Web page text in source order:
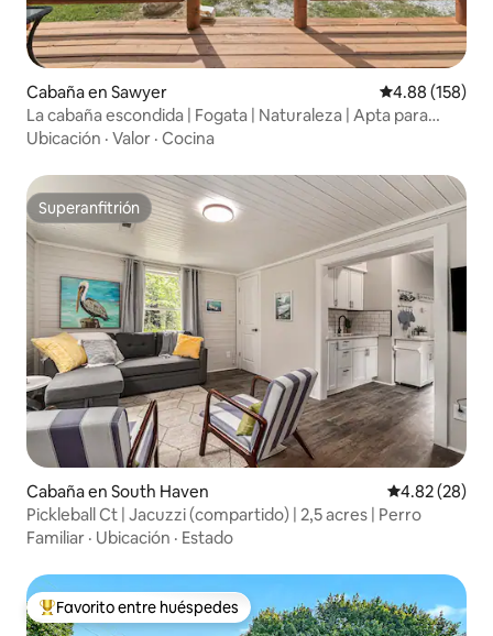
Cabaña en Sawyer Calificación
4.88 (158)
La cabaña escondida | Fogata | Naturaleza | Apta para
mascotas
Ubicación · Valor · Cocina
Superanfitrión
Superanfitrión
Cabaña en South Haven Calificación
4.82 (28)
Pickleball Ct | Jacuzzi (compartido) | 2,5 acres | Perro
Familiar · Ubicación · Estado
De los mejores en Favorito entre huéspedes
Favorito entre huéspedes